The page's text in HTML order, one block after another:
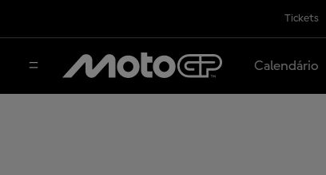
Tickets
Calendário